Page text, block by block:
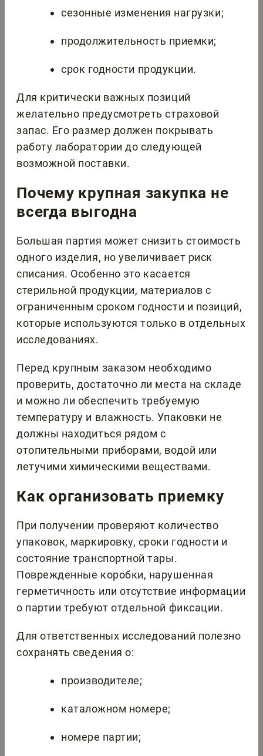
сезонные изменения нагрузки;
продолжительность приемки;
срок годности продукции.
Для критически важных позиций
желательно предусмотреть страховой
запас. Его размер должен покрывать
работу лаборатории до следующей
возможной поставки.
Почему крупная закупка не
всегда выгодна
Большая партия может снизить стоимость
одного изделия, но увеличивает риск
списания. Особенно это касается
стерильной продукции, материалов с
ограниченным сроком годности и позиций,
которые используются только в отдельных
исследованиях.
Перед крупным заказом необходимо
проверить, достаточно ли места на складе
и можно ли обеспечить требуемую
температуру и влажность. Упаковки не
должны находиться рядом с
отопительными приборами, водой или
летучими химическими веществами.
Как организовать приемку
При получении проверяют количество
упаковок, маркировку, сроки годности и
состояние транспортной тары.
Поврежденные коробки, нарушенная
герметичность или отсутствие информации
о партии требуют отдельной фиксации.
Для ответственных исследований полезно
сохранять сведения о:
производителе;
каталожном номере;
номере партии;